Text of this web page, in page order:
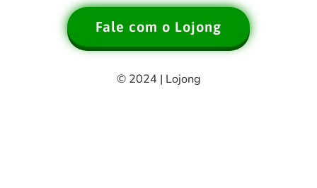
Fale com o Lojong
© 2024 | Lojong